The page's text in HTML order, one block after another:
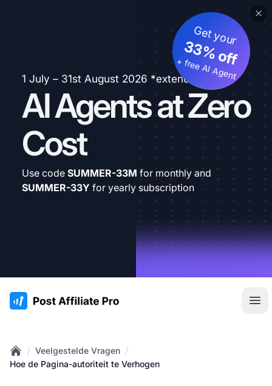
1 July – 31st August 2026 *extended
AI Agents at Zero
Cost
Get your
33% off
+ free AI Agent
Use code SUMMER-33M for monthly and
SUMMER-33Y for yearly subscription
:site.title
Home
/ Veelgestelde Vragen /
Hoe de Pagina-autoriteit te Verhogen